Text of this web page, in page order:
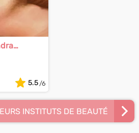
5.5
INSTITUTS DE BEAUTÉ